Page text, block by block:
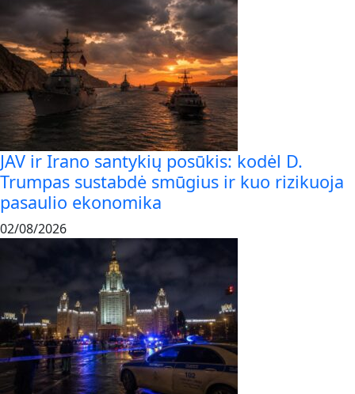
JAV ir Irano santykių posūkis: kodėl D.
Trumpas sustabdė smūgius ir kuo rizikuoja
pasaulio ekonomika
02/08/2026